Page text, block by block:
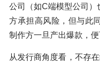
公司（如C端模型公司
方承担高风险，但与此
制作方一旦产出爆款，
从发行商角度看，不存